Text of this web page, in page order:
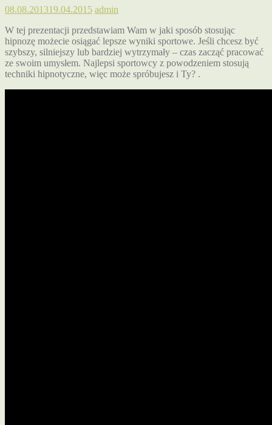
08.08.201319.04.2015 admin
W tej prezentacji przedstawiam Wam w jaki sposób stosując
hipnozę możecie osiągać lepsze wyniki sportowe. Jeśli chcesz być
szybszy, silniejszy lub bardziej wytrzymały – czas zacząć pracować
ze swoim umysłem. Najlepsi sportowcy z powodzeniem stosują
techniki hipnotyczne, więc może spróbujesz i Ty? .